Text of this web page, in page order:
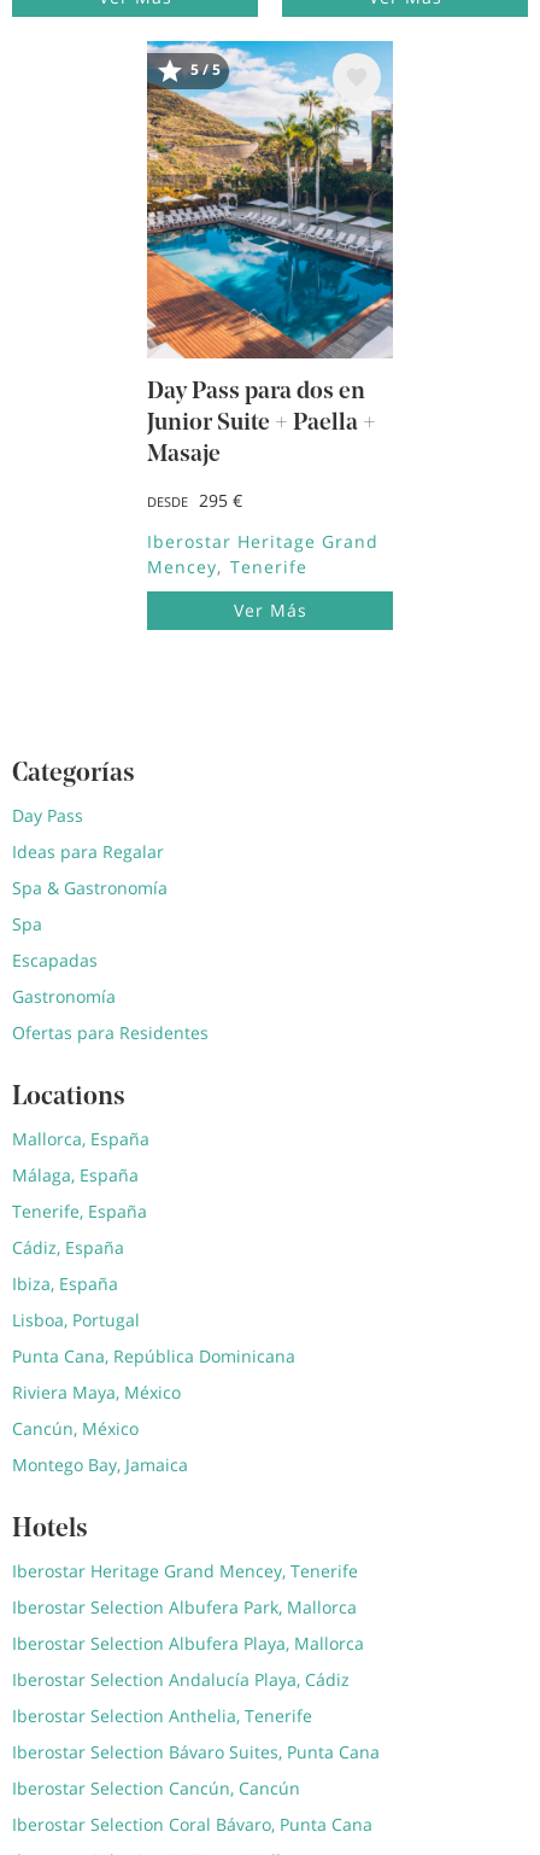
Image
5 / 5
Day Pass para dos en
Junior Suite + Paella +
Masaje
DESDE
295 €
Iberostar Heritage Grand
Mencey
Tenerife
Ver Más
Categorías
Day Pass
Ideas para Regalar
Spa & Gastronomía
Spa
Escapadas
Gastronomía
Ofertas para Residentes
Locations
Mallorca, España
Málaga, España
Tenerife, España
Cádiz, España
Ibiza, España
Lisboa, Portugal
Punta Cana, República Dominicana
Riviera Maya, México
Cancún, México
Montego Bay, Jamaica
Hotels
Iberostar Heritage Grand Mencey, Tenerife
Iberostar Selection Albufera Park, Mallorca
Iberostar Selection Albufera Playa, Mallorca
Iberostar Selection Andalucía Playa, Cádiz
Iberostar Selection Anthelia, Tenerife
Iberostar Selection Bávaro Suites, Punta Cana
Iberostar Selection Cancún, Cancún
Iberostar Selection Coral Bávaro, Punta Cana